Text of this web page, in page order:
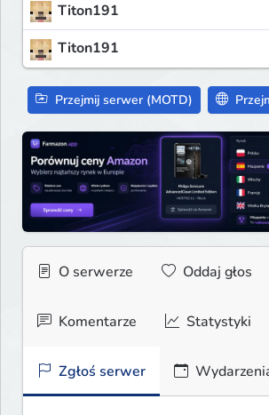
Titon191
Titon191
Przejmij serwer (MOTD)
O serwerze Oddaj głos
Komentarze Statystyki
Zgłoś serwer